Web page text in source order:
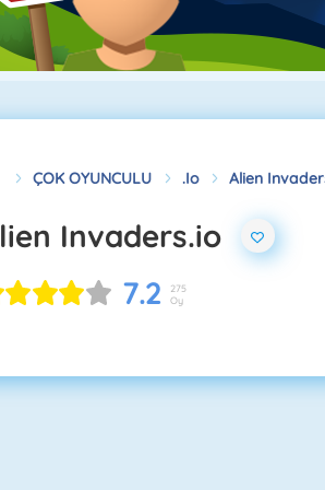
ÇOK OYUNCULU .io Alien
Alien Invaders.io
7.2
275
Oy